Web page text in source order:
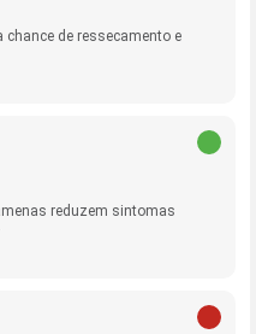
chance de ressecamento e
reduzem sintomas